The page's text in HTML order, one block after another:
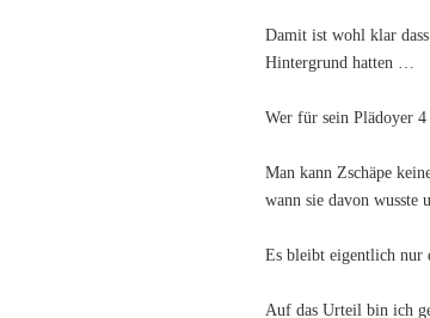
Damit ist wohl klar
Hintergrund hatten …
Wer für sein Plädoyer 4
Man kann Zschäpe
wann sie davon wusste
Es bleibt eigentlich nur
Auf das Urteil bin ich